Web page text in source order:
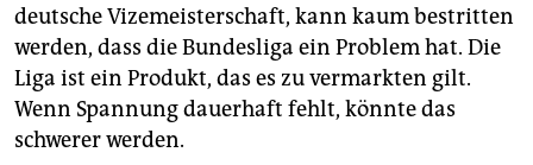
deutsche Vizemeisterschaft, kann kaum bestritten
werden, dass die Bundesliga ein Problem hat. Die
Liga ist ein Produkt, das es zu vermarkten gilt.
Wenn Spannung dauerhaft fehlt, könnte das
schwerer werden.